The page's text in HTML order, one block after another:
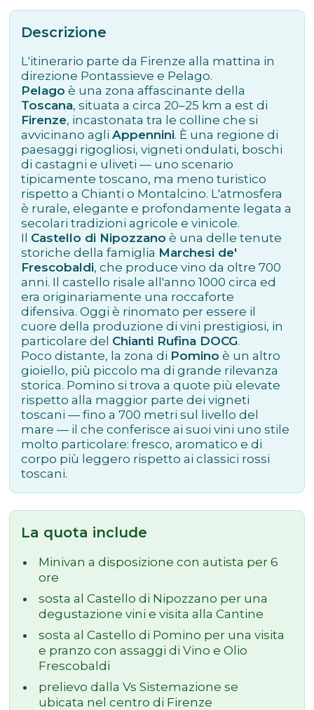
Descrizione
L'itinerario parte da Firenze alla mattina in
direzione Pontassieve e Pelago.
Pelago è una zona affascinante della
Toscana, situata a circa 20–25 km a est di
Firenze, incastonata tra le colline che si
avvicinano agliAppennini. È una regione di
paesaggi rigogliosi, vigneti ondulati, boschi
di castagni e uliveti — uno scenario
tipicamente toscano, ma meno turistico
rispetto a Chianti o Montalcino. L'atmosfera
è rurale, elegante e profondamente legata a
secolari tradizioni agricole e vinicole.
Il Castello di Nipozzano è una delle tenute
storiche della famiglia Marchesi de'
Frescobaldi, che produce vino da oltre 700
anni. Il castello risale all'anno 1000 circa ed
era originariamente una roccaforte
difensiva. Oggi è rinomato per essere il
cuore della produzione di vini prestigiosi, in
particolare del Chianti Rufina DOCG.
Poco distante, la zona di Pomino è un altro
gioiello, più piccolo ma di grande rilevanza
storica. Pomino si trova a quote più elevate
rispetto alla maggior parte dei vigneti
toscani — fino a 700 metri sul livello del
mare — il che conferisce ai suoi vini uno stile
molto particolare: fresco, aromatico e di
corpo più leggero rispetto ai classici rossi
toscani.
La quota include
Minivan a disposizione con autista per 6
ore
sosta al Castello di Nipozzano per una
degustazione vini e visita alla Cantine
sosta al Castello di Pomino per una visita
e pranzo con assaggi di Vino e Olio
Frescobaldi
prelievo dalla Vs Sistemazione se
ubicata nel centro di Firenze